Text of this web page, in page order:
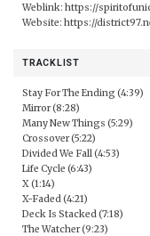
Weblink: https://
Website: https://
TRACKLIST
Stay For The Ending (4:39)
Mirror (8:28)
Many New Things (5:29)
Crossover (5:22)
Divided We Fall (4:53)
Life Cycle (6:43)
X (1:14)
X-Faded (4:21)
Deck Is Stacked (7:18)
The Watcher (9:23)